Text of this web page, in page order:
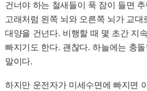
건너야 하는 철새들이 푹 잠이 들면
고래처럼 왼쪽 뇌와 오른쪽 뇌가 교대
대양을 건넌다. 비행할 때 몇 초간 지
빠지기도 한다. 괜찮다. 하늘에는 충
말이다.
하지만 운전자가 미세수면에 빠지면